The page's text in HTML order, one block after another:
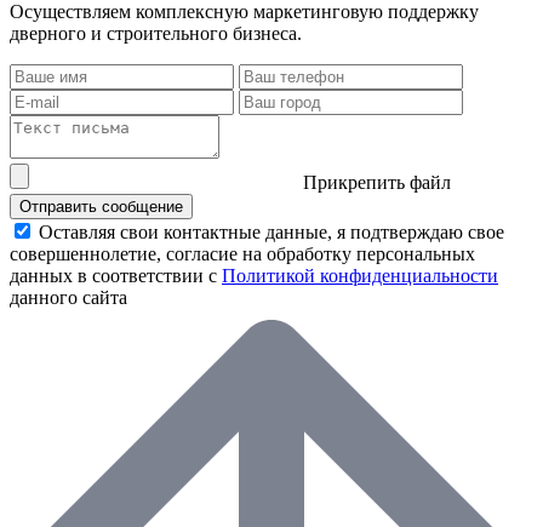
Осуществляем комплексную маркетинговую поддержку
дверного и строительного бизнеса.
Прикрепить файл
Отправить сообщение
Оставляя свои контактные данные, я подтверждаю свое
совершеннолетие, согласие на обработку персональных
данных в соответствии с Политикой конфиденциальности
данного сайта